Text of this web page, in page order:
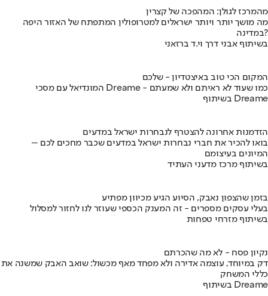
מהמרכז לגולן: המהפכה של קצרין
מה מושך יותר ויותר ישראלים למטרופולין המתפתח של האזור היפה
במדינה?
בשיתוף אבני דרך וי.ד ברזאני
המקום הכי טוב באיצטדיון - שלכם
המונדיאל עם מסכי Dreame - כמו שעוד לא ראיתם ולא שמעתם
בשיתוף Dreame
הזדמנות אחרונה להצטרף לנבחרות ישראל במדעים
בואו להכיר את חברי נבחרות ישראל במדעים שכבר מחכים לכם –
המיונים בעיצומם
בשיתוף מרכז מדעני העתיד
בזמן שהצפון נאבק, הסיוע הגיע מכיוון מפתיע
בעלי עסקים מספרים - זה המענק הכספי שעוזר לנו לחזור למסלול
בשיתוף מזרחי טפחות
נקיון פסח - לא מה שהכרתם
דק במיוחד, עוצמה אדירה ולא מפחד מאף מכשול: שואב האבק שמשנה את
כללי המשחק
בשיתוף Dreame